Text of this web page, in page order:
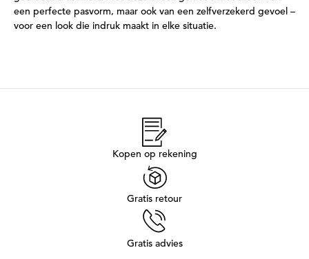
een perfecte pasvorm, maar ook van een zelfverzekerd gevoel –
voor een look die indruk maakt in elke situatie.
Kopen op rekening
Gratis retour
Gratis advies